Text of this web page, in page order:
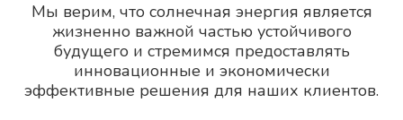
Мы верим, что солнечная энергия является
жизненно важной частью устойчивого
будущего и стремимся предоставлять
инновационные и экономически
эффективные решения для наших клиентов.